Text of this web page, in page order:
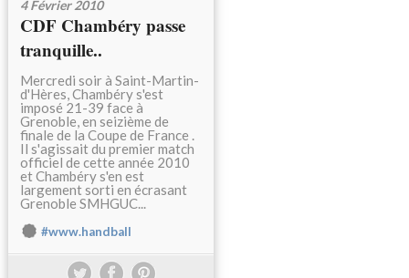
4 Février 2010
CDF Chambéry passe
tranquille..
Mercredi soir à Saint-Martin-
d'Hères, Chambéry s'est
imposé 21-39 face à
Grenoble, en seizième de
finale de la Coupe de France .
Il s'agissait du premier match
officiel de cette année 2010
et Chambéry s'en est
largement sorti en écrasant
Grenoble SMHGUC...
#www.handball